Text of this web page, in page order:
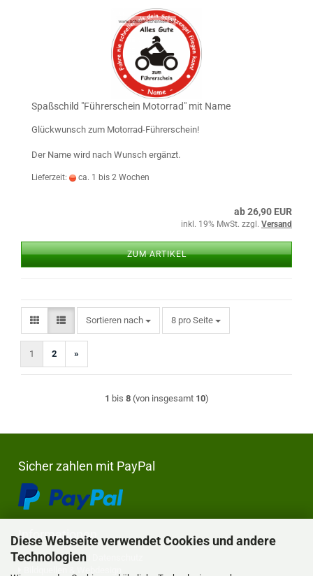
Diese Webseite verwendet Cookies und andere
Technologien
Spaß­schild "Füh­rer­schein Mo­tor­rad" mit Name
Glück­wunsch zum Motorrad-​Führerschein!
Der Name wird nach Wunsch er­gänzt.
Lieferzeit: ca. 1 bis 2 Wochen
ab 26,90 EUR
inkl. 19% MwSt. zzgl. Versand
ZUM ARTIKEL
Sortieren nach
Sortieren nach 8 pro Seite
pro Seite
1 2 »
1 bis 8(von insgesamt 10)
Sicher zahlen mit PayPal
Informationen
Privatsphäre und Datenschutz